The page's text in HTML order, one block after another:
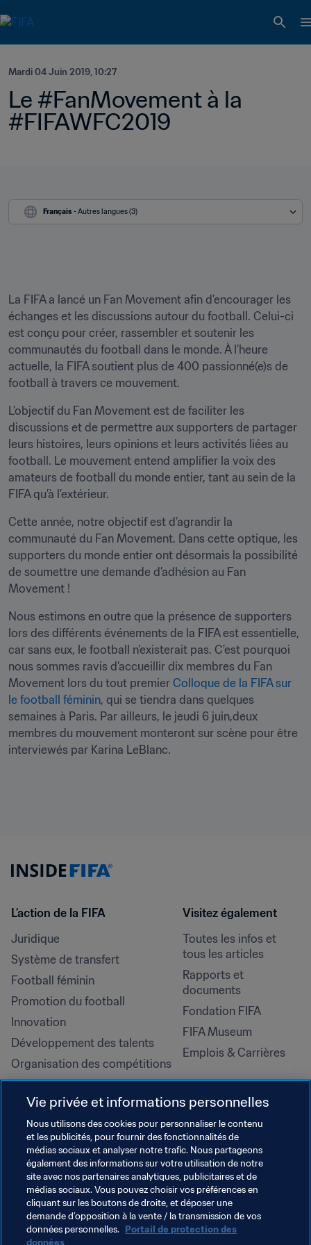
Mardi 04 Juin 2019, 10:27
Le #FanMovement à la
#FIFAWFC2019
Français - Autres langues (3)
La FIFA a lancé un Fan Movement afin d’encourager les
échanges et les discussions autour du football. Celui-ci
est conçu pour créer, rassembler et soutenir les
communautés du football dans le monde. À l’heure
actuelle, la FIFA soutient plus de 400 passionné(e)s de
football à travers ce mouvement.
L’objectif du Fan Movement est de faciliter les
discussions et de permettre aux supporters de partager
leurs histoires, leurs opinions et leurs activités liées au
football. Le mouvement entend amplifier la voix des
amateurs de football du monde entier, tant au sein de la
FIFA qu’à l’extérieur.
Cette année, notre objectif est d’agrandir la
communauté du Fan Movement. Dans cette optique, les
supporters du monde entier ont désormais la possibilité
de soumettre une demande d’adhésion au Fan
Movement !
Nous estimons en outre que la présence de supporters
lors des différents événements de la FIFA est essentielle,
car sans eux, le football n’existerait pas. C’est pourquoi
nous sommes ravis d’accueillir dix membres du Fan
Movement lors du tout premier Colloque de la FIFA sur
le football féminin, qui se tiendra dans quelques
semaines à Paris. Par ailleurs, le jeudi 6 juin,deux
membres du mouvement monteront sur scène pour être
interviewés par Karina LeBlanc.
L’action de la FIFA
Juridique
Système de transfert
Football féminin
Promotion du football
Innovation
Développement des talents
Organisation des compétitions
Développement durable
Droits de l'homme et lutte contre
la discrimination
Santé et médical
Initiatives en matière de
formation
Visitez également
Toutes les infos et
tous les articles
Rapports et
documents
Fondation FIFA
FIFA Museum
Emplois & Carrières
Vie privée et informations personnelles
Nous utilisons des cookies pour personnaliser le contenu
et les publicités, pour fournir des fonctionnalités de
médias sociaux et analyser notre trafic. Nous partageons
également des informations sur votre utilisation de notre
site avec nos partenaires analytiques, publicitaires et de
médias sociaux. Vous pouvez choisir vos préférences en
cliquant sur les boutons de droite, et déposer une
demande d’opposition à la vente / la transmission de vos
données personnelles. Portail de protection des
données